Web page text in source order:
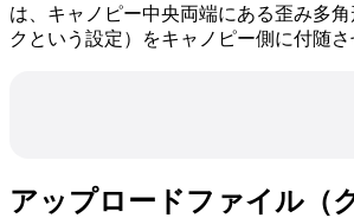
は、キャノピー中央両端にある歪み多
クという設定）をキャノピー側に付随さ
アップロードファイル（